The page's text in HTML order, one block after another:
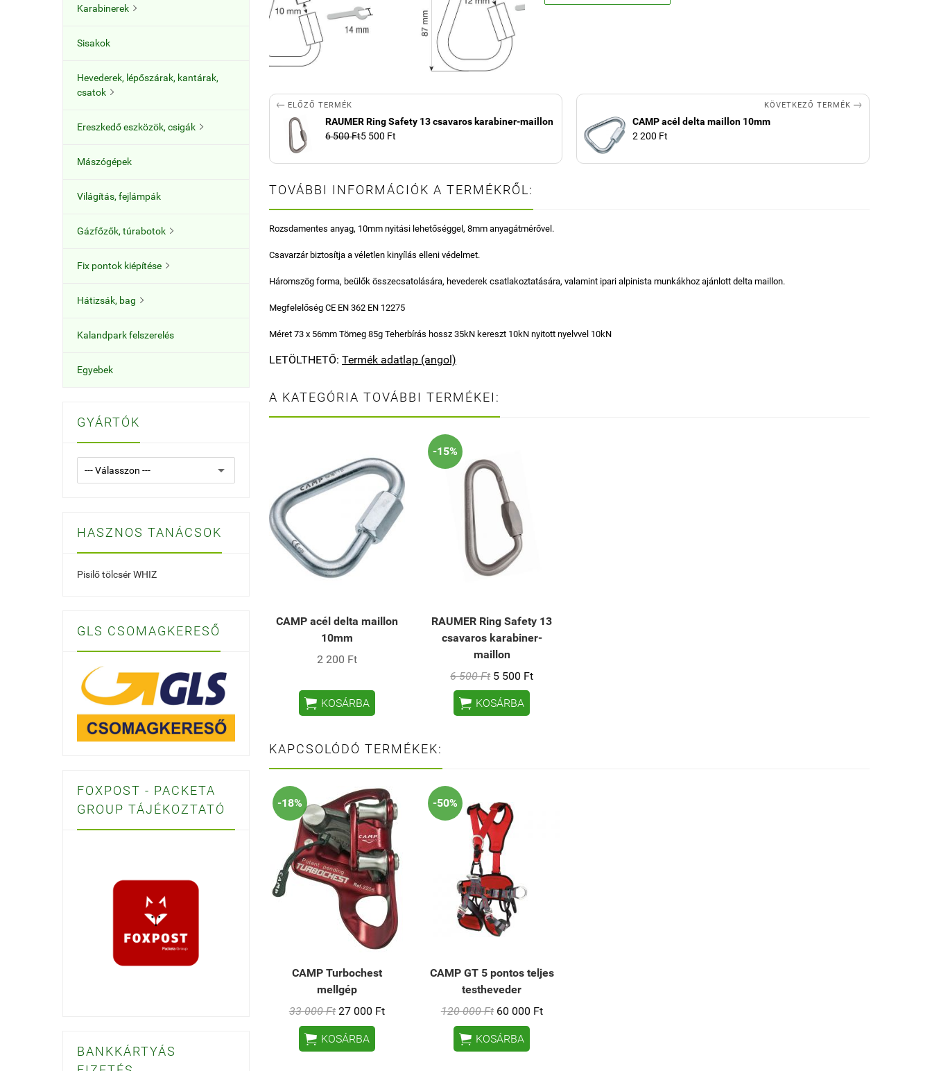
Karabinerek 
Sisakok
Hevederek, lépőszárak, kantárak,
csatok 
Ereszkedő eszközök, csigák 
Mászógépek
Világítás, fejlámpák
Gázfőzők, túrabotok 
Fix pontok kiépítése 
Hátizsák, bag 
Kalandpark felszerelés
Egyebek
GYÁRTÓK
HASZNOS TANÁCSOK
Pisilő tölcsér WHIZ
GLS CSOMAGKERESŐ
FOXPOST - PACKETA
GROUP TÁJÉKOZTATÓ
BANKKÁRTYÁS
 ELŐZŐ TERMÉK
RAUMER Ring Safety 13 csavaros karabiner-maillon
6 500 Ft5 500 Ft
KÖVETKEZŐ TERMÉK 
CAMP acél delta maillon 10mm
2 200 Ft
TOVÁBBI INFORMÁCIÓK A TERMÉKRŐL:
Rozsdamentes anyag, 10mm nyitási lehetőséggel, 8mm anyagátmérővel.
Csavarzár biztosítja a véletlen kinyílás elleni védelmet.
Háromszög forma, beülők összecsatolására, hevederek csatlakoztatására, valamint ipari alpinista munkákhoz ajánlott delta maillon.
Megfelelőség CE EN 362 EN 12275
Méret 73 x 56mm Tömeg 85g Teherbírás hossz 35kN kereszt 10kN nyitott nyelvvel 10kN
LETÖLTHETŐ: Termék adatlap (angol)
A KATEGÓRIA TOVÁBBI TERMÉKEI:
CAMP acél delta maillon
10mm
2 200 Ft
 KOSÁRBA
-15%
RAUMER Ring Safety 13
csavaros karabiner-
maillon
6 500 Ft 5 500 Ft
 KOSÁRBA
KAPCSOLÓDÓ TERMÉKEK:
-18%
CAMP Turbochest
mellgép
33 000 Ft 27 000 Ft
 KOSÁRBA
-50%
CAMP GT 5 pontos teljes
testheveder
120 000 Ft 60 000 Ft
 KOSÁRBA